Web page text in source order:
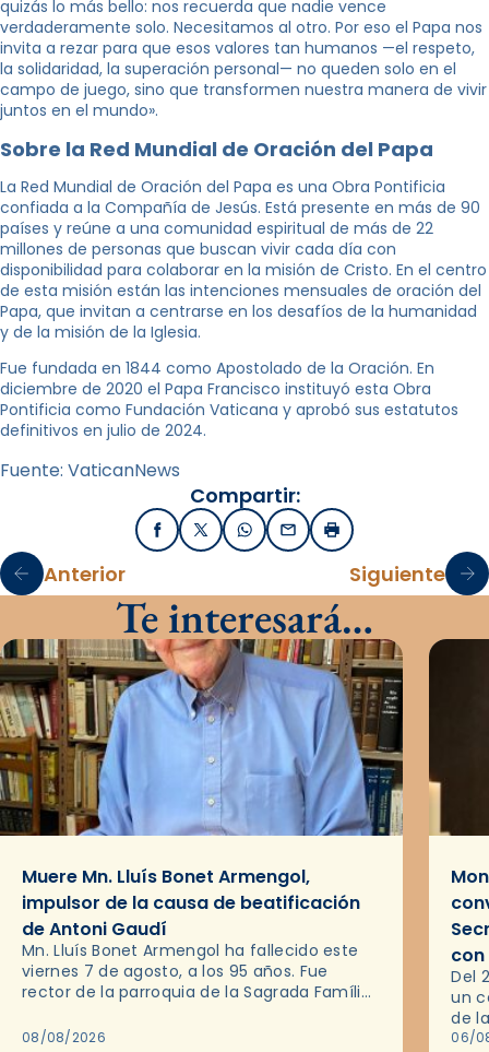
quizás lo más bello: nos recuerda que nadie vence
verdaderamente solo. Necesitamos al otro. Por eso el Papa nos
invita a rezar para que esos valores tan humanos —el respeto,
la solidaridad, la superación personal— no queden solo en el
campo de juego, sino que transformen nuestra manera de vivir
juntos en el mundo».
Sobre la Red Mundial de Oración del Papa
La Red Mundial de Oración del Papa es una Obra Pontificia
confiada a la Compañía de Jesús. Está presente en más de 90
países y reúne a una comunidad espiritual de más de 22
millones de personas que buscan vivir cada día con
disponibilidad para colaborar en la misión de Cristo. En el centro
de esta misión están las intenciones mensuales de oración del
Papa, que invitan a centrarse en los desafíos de la humanidad
y de la misión de la Iglesia.
Fue fundada en 1844 como Apostolado de la Oración. En
diciembre de 2020 el Papa Francisco instituyó esta Obra
Pontificia como Fundación Vaticana y aprobó sus estatutos
definitivos en julio de 2024.
Fuente: VaticanNews
Compartir:
FacebookX / TwitterWhatsApp
EmailImprimir
Anterior Siguiente
Te interesará…
Muere Mn. Lluís Bonet Armengol,
impulsor de la causa de beatificación
de Antoni Gaudí
Mn. Lluís Bonet Armengol ha fallecido este
viernes 7 de agosto, a los 95 años. Fue
rector de la parroquia de la Sagrada Família
08/08/2026
Del
un
de
en
06/